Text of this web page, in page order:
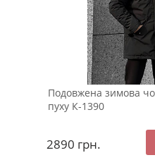
Подовжена зимова
пуху К-1390
2890 грн.